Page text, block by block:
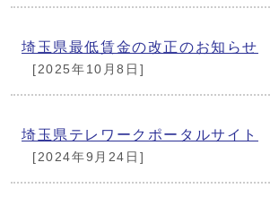
埼玉県最低賃金の改正のお知らせ
[2025年10月8日]
埼玉県テレワークポータルサイト
[2024年9月24日]